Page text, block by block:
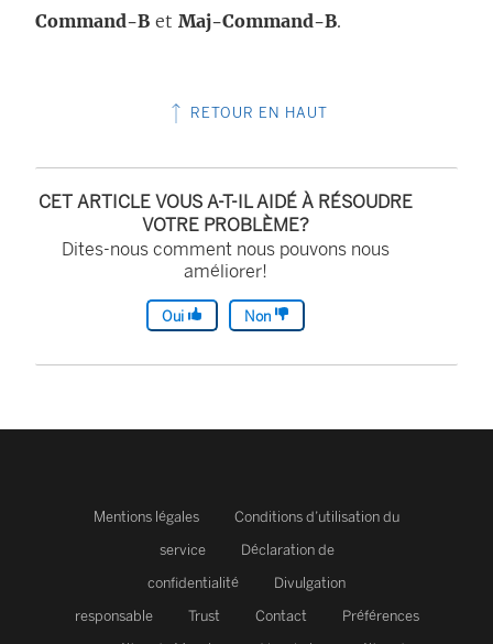
Command-B et Maj-Command-B.
RETOUR EN HAUT
CET ARTICLE VOUS A-T-IL AIDÉ À RÉSOUDRE
VOTRE PROBLÈME?
Dites-nous comment nous pouvons nous
améliorer!
Oui Non
Mentions légales
Conditions d’utilisation du
service
Déclaration de
confidentialité
Divulgation
responsable
Trust Contact
Préférences